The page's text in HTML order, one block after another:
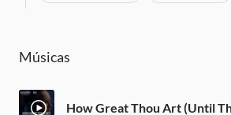
Músicas